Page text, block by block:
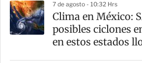
7 de agosto - 10:32 Hrs
Clima en México:
posibles ciclones
en estos estados